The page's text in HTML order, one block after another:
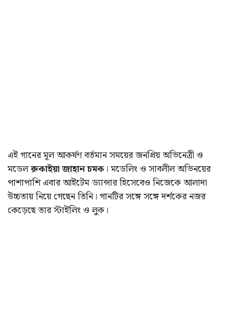
এই গানের মূল আকর্ষণ বর্তমান সময়ের জনপ্রিয় অভিনেত্রী ও
মডেলরুকাইয়া জাহান চমক । মডেলিং ও সাবলীল অভিনয়ের
পাশাপাশি এবার আইটেম ড্যান্সার হিসেবেও নিজেকে আলাদা
উচ্চতায় নিয়ে গেছেন তিনি। গানটির সঙ্গে সঙ্গে দর্শকের নজর
কেড়েছে তার স্টাইলিং ও লুক।